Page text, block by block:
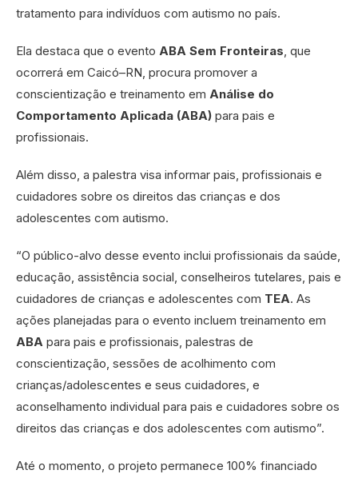
tratamento para indivíduos com autismo no país.
Ela destaca que o evento ABA Sem Fronteiras, que
ocorrerá em Caicó–RN, procura promover a
conscientização e treinamento em Análise do
Comportamento Aplicada (ABA) para pais e
profissionais.
Além disso, a palestra visa informar pais, profissionais e
cuidadores sobre os direitos das crianças e dos
adolescentes com autismo.
“O público-alvo desse evento inclui profissionais da saúde,
educação, assistência social, conselheiros tutelares, pais e
cuidadores de crianças e adolescentes com TEA. As
ações planejadas para o evento incluem treinamento em
ABA para pais e profissionais, palestras de
conscientização, sessões de acolhimento com
crianças/adolescentes e seus cuidadores, e
aconselhamento individual para pais e cuidadores sobre os
direitos das crianças e dos adolescentes com autismo”.
Até o momento, o projeto permanece 100% financiado